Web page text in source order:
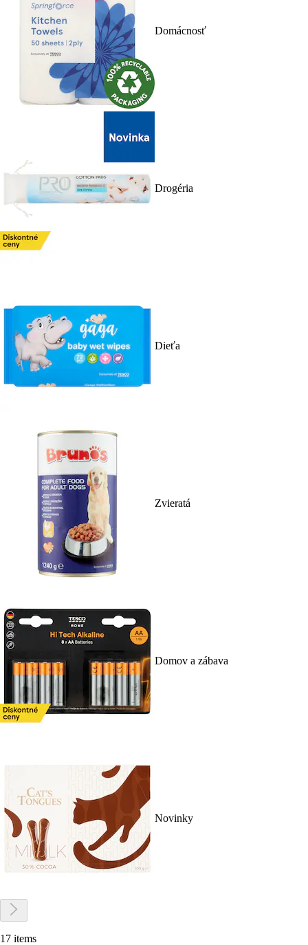
Domácnosť
Drogéria
Dieťa
Zvieratá
Domov a zábava
Novinky
17 items